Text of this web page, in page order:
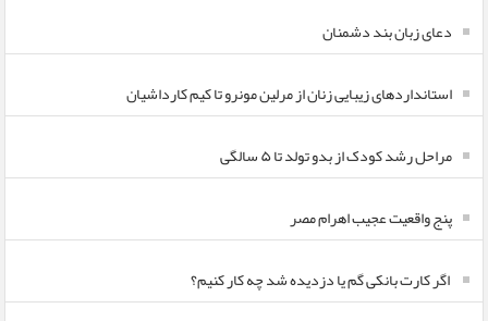
دعای زبان بند دشمنان
استانداردهای زیبایی زنان از مرلین مونرو تا کیم کارداشیان
مراحل رشد کودک از بدو تولد تا ۵ سالگی
پنج واقعیت عجیب اهرام مصر
اگر کارت بانکی گم یا دزدیده شد چه کار کنیم؟